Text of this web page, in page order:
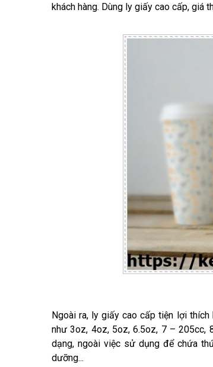
khách hàng. Dùng ly giấy cao cấp, giá
Ngoài ra, ly giấy cao cấp tiện lợi thích
như 3oz, 4oz, 5oz, 6.5oz, 7 – 205cc,
dạng, ngoài việc sử dụng để chứa
dưỡng...